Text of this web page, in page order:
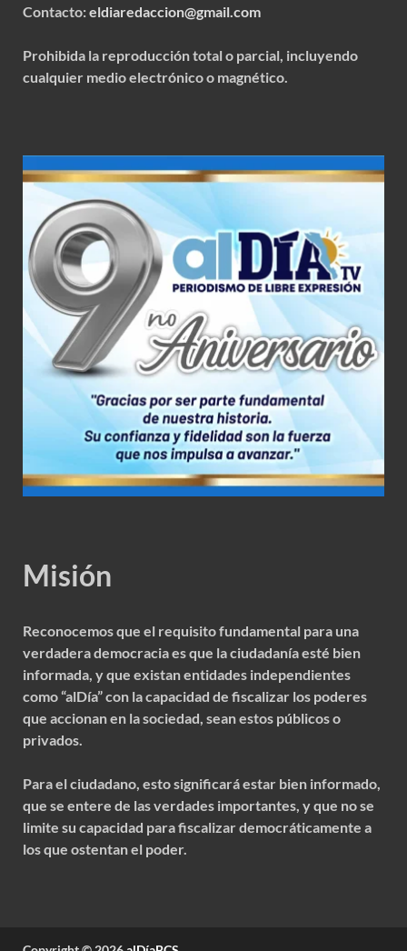
Contacto:eldiaredaccion@gmail.com
Prohibida la reproducción total o parcial, incluyendo
cualquier medio electrónico o magnético.
Misión
Reconocemos que el requisito fundamental para una
verdadera democracia es que la ciudadanía esté bien
informada, y que existan entidades independientes
como “alDía” con la capacidad de fiscalizar los poderes
que accionan en la sociedad, sean estos públicos o
privados.
Para el ciudadano, esto significará estar bien informado,
que se entere de las verdades importantes, y que no se
limite su capacidad para fiscalizar democráticamente a
los que ostentan el poder.